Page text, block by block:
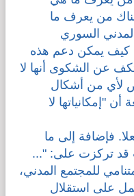
من يعرف ما
السوري
كيف يمكن دعم هذه
عن الشكوى أنها لا
لأي من أشكال
"إمكانياتها لا
فإضافة إلى ما
قد تركزت على: "...
للمجتمع المدني،
على استقلال